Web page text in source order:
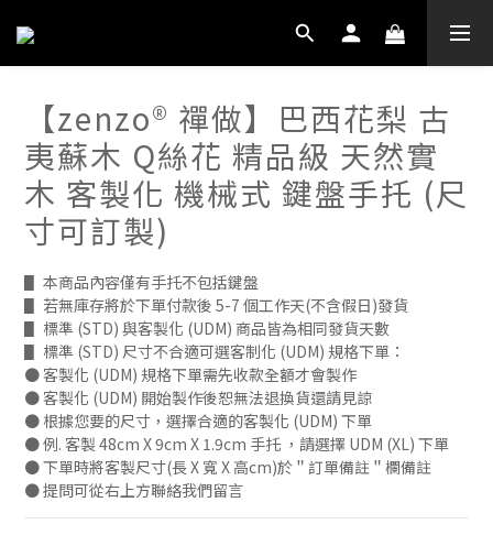
【zenzo® 禪做】巴西花梨 古
夷蘇木 Q絲花 精品級 天然實
木 客製化 機械式 鍵盤手托 (尺
寸可訂製)
▋ 本商品內容僅有手托不包括鍵盤
▋ 若無庫存將於下單付款後 5-7 個工作天(不含假日)發貨
▋ 標準 (STD) 與客製化 (UDM) 商品皆為相同發貨天數
▋ 標準 (STD) 尺寸不合適可選客制化 (UDM) 規格下單：
● 客製化 (UDM) 規格下單需先收款全額才會製作
● 客製化 (UDM) 開始製作後恕無法退換貨還請見諒
● 根據您要的尺寸，選擇合適的客製化 (UDM) 下單
● 例. 客製 48cm X 9cm X 1.9cm 手托 ，請選擇 UDM (XL) 下單
● 下單時將客製尺寸(長 X 寬 X 高cm)於＂訂單備註＂欄備註
● 提問可從右上方聯絡我們留言